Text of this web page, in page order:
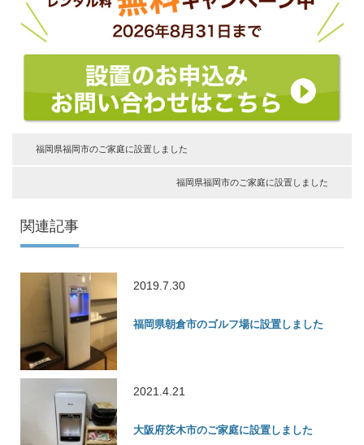
福岡県福岡市のご家庭に設置しました
福岡県福岡市のご家庭に設置しました
関連記事
2019.7.30
福岡県朝倉市のゴルフ場に設置しました
2021.4.21
大阪府茨木市のご家庭に設置しました